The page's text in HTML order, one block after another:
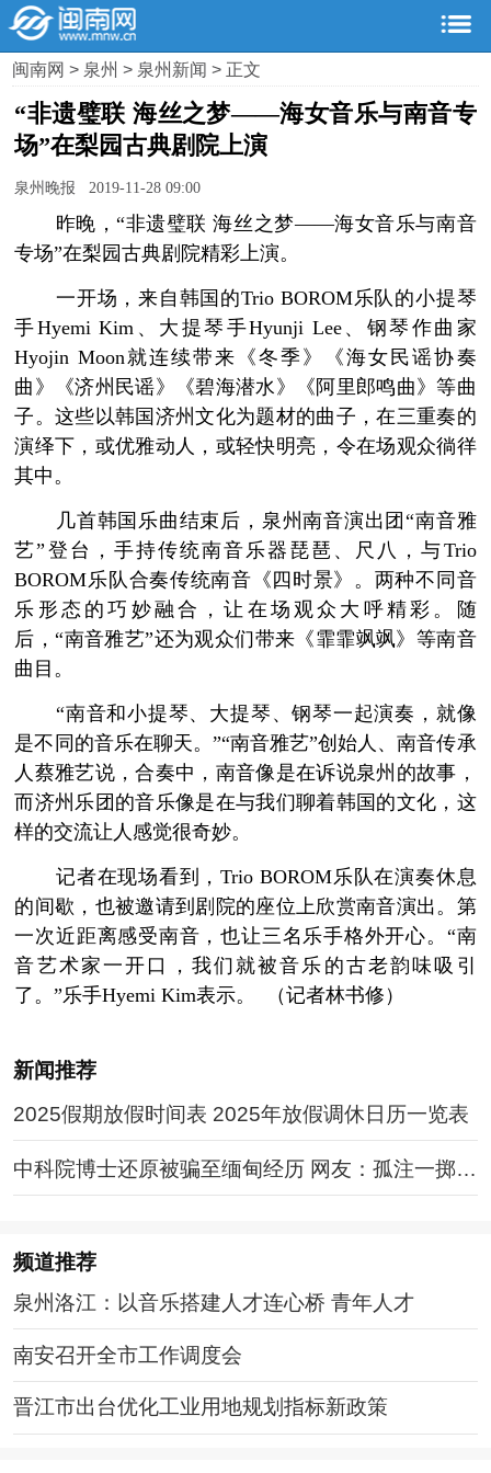
闽南网> 泉州> 泉州新闻> 正文
“非遗璧联 海丝之梦——海女音乐与南音专
场”在梨园古典剧院上演
泉州晚报 2019-11-28 09:00
昨晚，“非遗璧联 海丝之梦——海女音乐与南音
专场”在梨园古典剧院精彩上演。
一开场，来自韩国的Trio BOROM乐队的小提琴
手Hyemi Kim、大提琴手Hyunji Lee、钢琴作曲家
Hyojin Moon就连续带来《冬季》《海女民谣协奏
曲》《济州民谣》《碧海潜水》《阿里郎鸣曲》等曲
子。这些以韩国济州文化为题材的曲子，在三重奏的
演绎下，或优雅动人，或轻快明亮，令在场观众徜徉
其中。
几首韩国乐曲结束后，泉州南音演出团“南音雅
艺”登台，手持传统南音乐器琵琶、尺八，与Trio
BOROM乐队合奏传统南音《四时景》。两种不同音
乐形态的巧妙融合，让在场观众大呼精彩。随
后，“南音雅艺”还为观众们带来《霏霏飒飒》等南音
曲目。
“南音和小提琴、大提琴、钢琴一起演奏，就像
是不同的音乐在聊天。”“南音雅艺”创始人、南音传承
人蔡雅艺说，合奏中，南音像是在诉说泉州的故事，
而济州乐团的音乐像是在与我们聊着韩国的文化，这
样的交流让人感觉很奇妙。
记者在现场看到，Trio BOROM乐队在演奏休息
的间歇，也被邀请到剧院的座位上欣赏南音演出。第
一次近距离感受南音，也让三名乐手格外开心。“南
音艺术家一开口，我们就被音乐的古老韵味吸引
了。”乐手Hyemi Kim表示。 （记者林书修）
新闻推荐
2025假期放假时间表 2025年放假调休日历一览表
中科院博士还原被骗至缅甸经历 网友：孤注一掷现
实版
频道推荐
泉州洛江：以音乐搭建人才连心桥 青年人才
南安召开全市工作调度会
晋江市出台优化工业用地规划指标新政策